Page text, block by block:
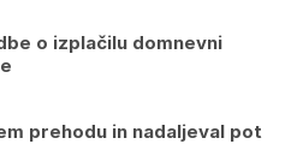
o izplačilu domnevni
prehodu in nadaljeval pot